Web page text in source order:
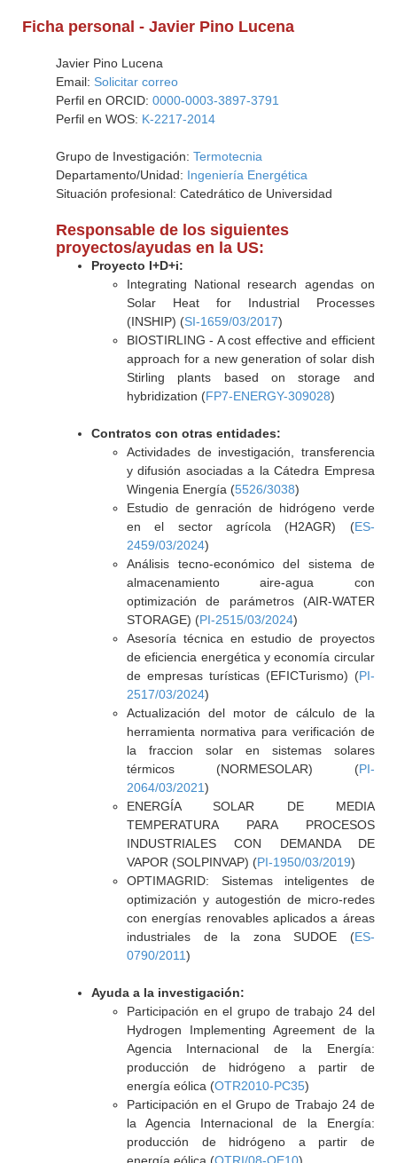
Ficha personal - Javier Pino Lucena
Javier Pino Lucena
Email: Solicitar correo
Perfil en ORCID: 0000-0003-3897-3791
Perfil en WOS: K-2217-2014
Grupo de Investigación: Termotecnia
Departamento/Unidad: Ingeniería Energética
Situación profesional: Catedrático de Universidad
Responsable de los siguientes
proyectos/ayudas en la US:
Proyecto I+D+i:
Integrating National research agendas on
Solar Heat for Industrial Processes
(INSHIP) (SI-1659/03/2017)
BIOSTIRLING - A cost effective and efficient
approach for a new generation of solar dish
Stirling plants based on storage and
hybridization (FP7-ENERGY-309028)
Contratos con otras entidades:
Actividades de investigación, transferencia
y difusión asociadas a la Cátedra Empresa
Wingenia Energía (5526/3038)
Estudio de genración de hidrógeno verde
en el sector agrícola (H2AGR) (ES-
2459/03/2024)
Análisis tecno-económico del sistema de
almacenamiento aire-agua con
optimización de parámetros (AIR-WATER
STORAGE) (PI-2515/03/2024)
Asesoría técnica en estudio de proyectos
de eficiencia energética y economía circular
de empresas turísticas (EFICTurismo) (PI-
2517/03/2024)
Actualización del motor de cálculo de la
herramienta normativa para verificación de
la fraccion solar en sistemas solares
térmicos (NORMESOLAR) (PI-
2064/03/2021)
ENERGÍA SOLAR DE MEDIA
TEMPERATURA PARA PROCESOS
INDUSTRIALES CON DEMANDA DE
VAPOR (SOLPINVAP) (PI-1950/03/2019)
OPTIMAGRID: Sistemas inteligentes de
optimización y autogestión de micro-redes
con energías renovables aplicados a áreas
industriales de la zona SUDOE (ES-
0790/2011)
Ayuda a la investigación:
Participación en el grupo de trabajo 24 del
Hydrogen Implementing Agreement de la
Agencia Internacional de la Energía:
producción de hidrógeno a partir de
energía eólica (OTR2010-PC35)
Participación en el Grupo de Trabajo 24 de
la Agencia Internacional de la Energía:
producción de hidrógeno a partir de